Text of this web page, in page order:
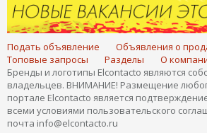
Подать объявление Объявления о
Топовые запросы
Разделы О
Бренды и логотипы Elcontacto являются
владельцев. ВНИМАНИЕ! Размещение
портале Elcontacto является
всеми условиями пользовательского
почта info@elcontacto.ru